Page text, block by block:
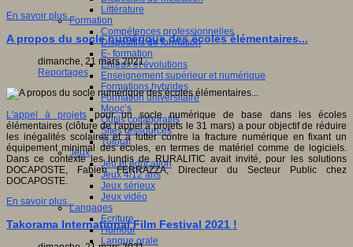
Littérature
Formation
Compétences professionnelles
Dispositifs de formation
E- formation
Enjeux et évolutions
Enseignement supérieur et numérique
Formations hybrides
Formation universitaire
Mooc’s
Outils collaboratifs
Sites ressources
Tutorat
Jeux
Jeu et éducation
Jeux 4/12 ans
Jeux sérieux
Jeux vidéo
Langages
Ecriture
Humour
Langue orale
En savoir plus...
A propos du socle numérique des écoles élémentaires...
dimanche, 21 mars 2021
Reportages
L'appel à projets pour un socle numérique de base dans les écoles
élémentaires (clôture de l'appel à projets le 31 mars) a pour objectif de réduire
les inégalités scolaires et à lutter contre la fracture numérique en fixant un
équipement minimal des écoles, en termes de matériel comme de logiciels.
Dans ce contexte les lundis de RURALITIC avait invité, pour les solutions
DOCAPOSTE, Fabien FERRAZZA, Directeur du Secteur Public chez
DOCAPOSTE.
En savoir plus...
Takorama International Film Festival 2021 !